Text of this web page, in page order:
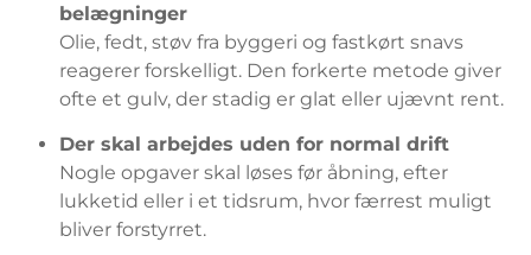
belægninger
Olie, fedt, støv fra byggeri og fastkørt snavs
reagerer forskelligt. Den forkerte metode giver
ofte et gulv, der stadig er glat eller ujævnt rent.
Der skal arbejdes uden for normal drift
Nogle opgaver skal løses før åbning, efter
lukketid eller i et tidsrum, hvor færrest muligt
bliver forstyrret.